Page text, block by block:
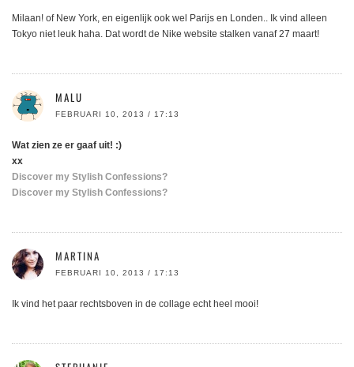
Milaan! of New York, en eigenlijk ook wel Parijs en Londen.. Ik vind alleen
Tokyo niet leuk haha. Dat wordt de Nike website stalken vanaf 27 maart!
MALU
FEBRUARI 10, 2013 / 17:13
Wat zien ze er gaaf uit! :)
xx
Discover my Stylish Confessions?
Discover my Stylish Confessions?
MARTINA
FEBRUARI 10, 2013 / 17:13
Ik vind het paar rechtsboven in de collage echt heel mooi!